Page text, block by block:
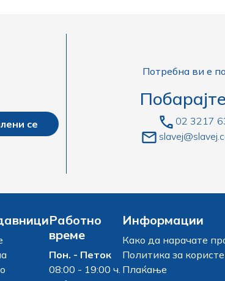
се
Потребна ви е
02 3217
Работно
време
Пон. - Петок
08:00 - 19:00 ч.
Информации
Како да нарачате
Политика за
Плаќање